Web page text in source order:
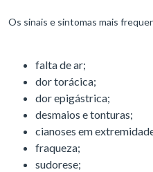
Os sinais e sintomas mais
falta de ar;
dor torácica;
dor epigástrica;
desmaios e tonturas;
cianoses em
fraqueza;
sudorese;